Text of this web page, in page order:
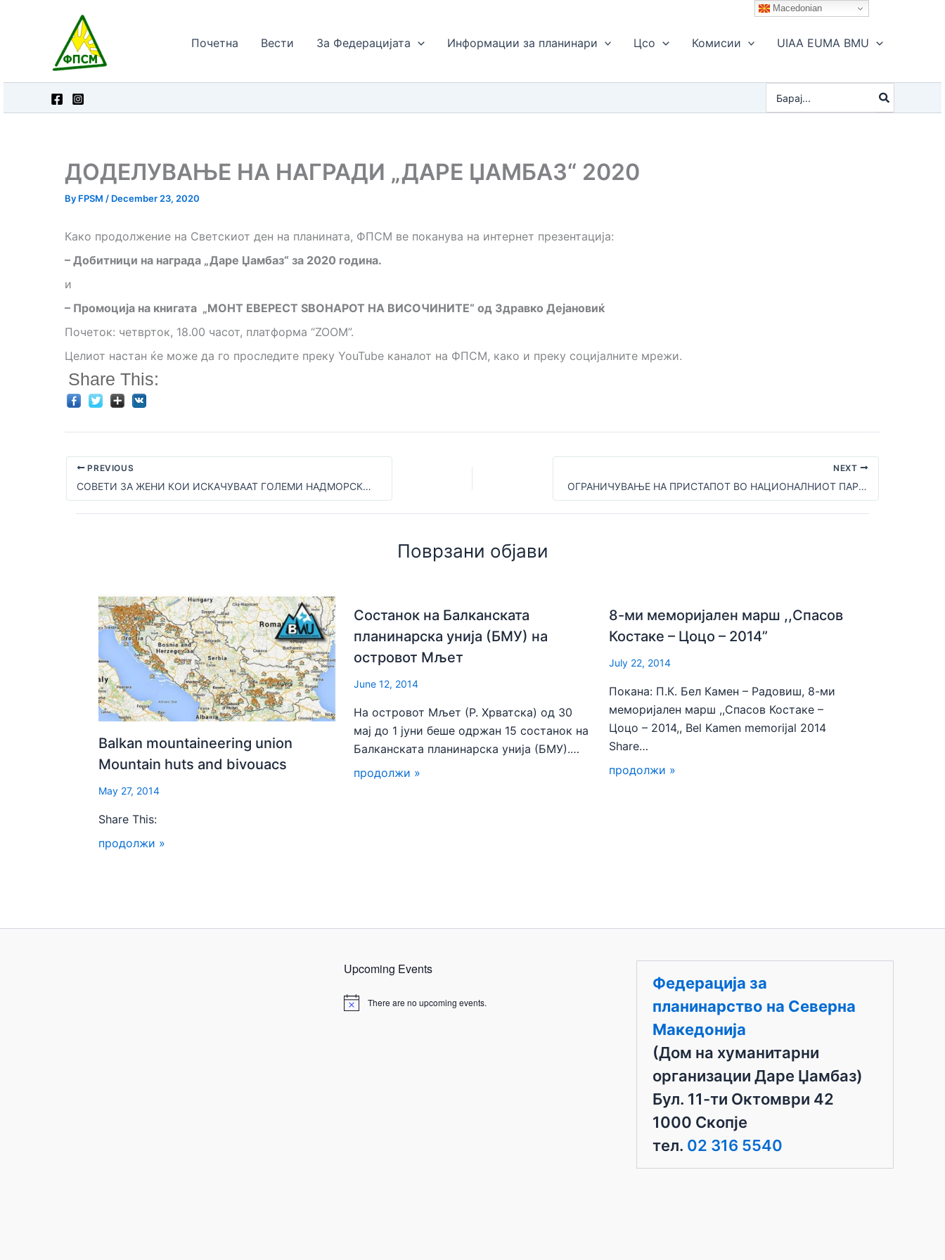
Почетна Вести За Федерацијата Информации за планинари Цсо Комисии UIAA EUMA BMU
for:
ДОДЕЛУВАЊЕ НА НАГРАДИ „ДАРЕ ЏАМБАЗ“ 2020
By FPSM / December 23, 2020
Како продолжение на Светскиот ден на планината, ФПСМ ве поканува на интернет презентација:
– Добитници на награда „Даре Џамбаз“ за 2020 година.
и
– Промоција на книгата „МОНТ ЕВЕРЕСТ ЅВОНАРОТ НА ВИСОЧИНИТЕ“ од Здравко Дејановиќ
Почеток: четврток, 18.00 часот, платформа “ZOOM”.
Целиот настан ќе може да го проследите преку YouTube каналот на ФПСМ, како и преку социјалните мрежи.
Share This:
PREVIOUS
СОВЕТИ ЗА ЖЕНИ КОИ ИСКАЧУВААТ ГОЛЕМИ НАДМОРСКИ ВИСОЧИНИ
NEXT
ОГРАНИЧУВАЊЕ НА ПРИСТАПОТ ВО НАЦИОНАЛНИОТ ПАРК ГАЛИЦИЦА
Поврзани објави
Balkan mountaineering union
Mountain huts and bivouacs
May 27, 2014
Share This:
продолжи »
Состанок на Балканската
планинарска унија (БМУ) на
островот Мљет
June 12, 2014
На островот Мљет (Р. Хрватска) од 30
мај до 1 јуни беше одржан 15 состанок на
Балканската планинарска унија (БМУ).…
продолжи »
8-ми меморијален марш ,,Спасов
Костаке – Цоцо – 2014”
July 22, 2014
Покана: П.К. Бел Камен – Радовиш, 8-ми
меморијален марш ,,Спасов Костаке –
Цоцо – 2014,, Bel Kamen memorijal 2014
Share…
продолжи »
Upcoming Events
N
There are no upcoming events.
Федерација за
планинарство на Северна
Македонија
(Дом на хуманитарни
организации Даре Џамбаз)
Бул. 11-ти Октомври 42
1000 Скопје
тел. 02 316 5540
Macedonian